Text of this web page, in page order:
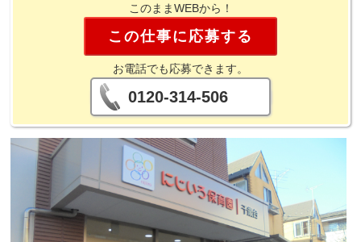
このままWEBから！
この仕事に応募する
お電話でも応募できます。
0120-314-506